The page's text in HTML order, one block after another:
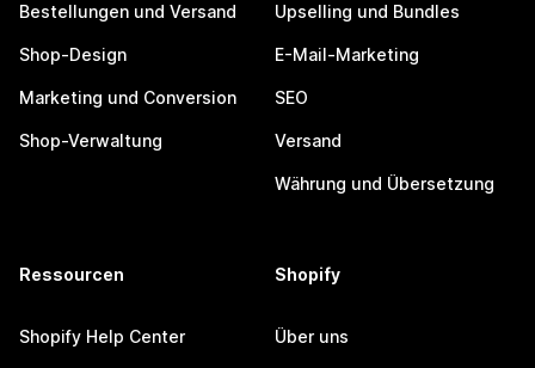
Bestellungen und Versand
Shop-Design
Marketing und Conversion
Shop-Verwaltung
Upselling und Bundles
E-Mail-Marketing
SEO
Versand
Währung und Übersetzung
Ressourcen
Shopify Help Center
Shopify
Über uns